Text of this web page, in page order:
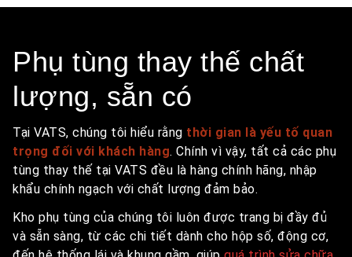
Phụ tùng thay thế chất
lượng, sẵn có
Tại VATS, chúng tôi hiểu rằng thời gian là yếu tố quan
trọng đối với khách hàng. Chính vì vậy, tất cả các phụ
tùng thay thế tại VATS đều là hàng chính hãng, nhập
khẩu chính ngạch với chất lượng đảm bảo.
Kho phụ tùng của chúng tôi luôn được trang bị đầy đủ
và sẵn sàng, từ các chi tiết dành cho hộp số, động cơ,